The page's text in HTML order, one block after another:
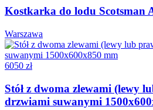
Kostkarka do lodu Scotsman
Warszawa
6050 zł
Stół z dwoma zlewami (lewy
drzwiami suwanymi